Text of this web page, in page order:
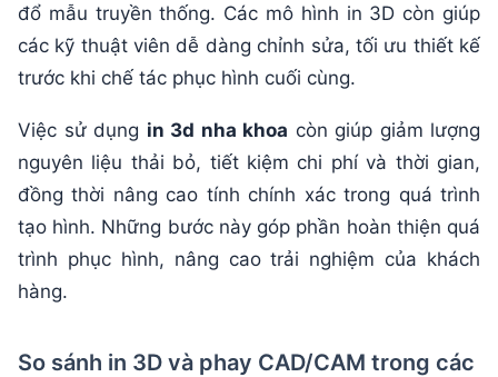
đổ mẫu truyền thống. Các mô hình in 3D còn giúp
các kỹ thuật viên dễ dàng chỉnh sửa, tối ưu thiết kế
trước khi chế tác phục hình cuối cùng.
Việc sử dụng in 3d nha khoa còn giúp giảm lượng
nguyên liệu thải bỏ, tiết kiệm chi phí và thời gian,
đồng thời nâng cao tính chính xác trong quá trình
tạo hình. Những bước này góp phần hoàn thiện quá
trình phục hình, nâng cao trải nghiệm của khách
hàng.
So sánh in 3D và phay CAD/CAM trong các